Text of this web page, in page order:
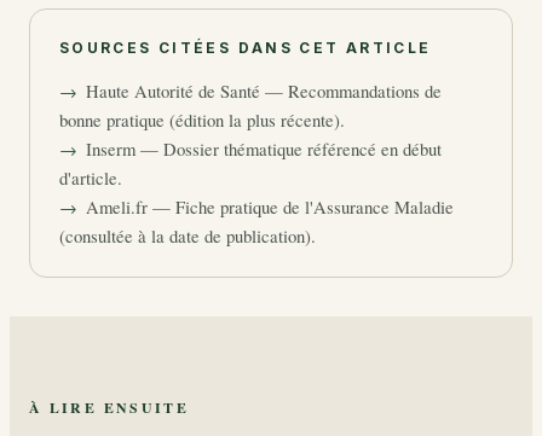
SOURCES CITÉES DANS CET ARTICLE
Haute Autorité de Santé — Recommandations de
bonne pratique (édition la plus récente).
Inserm — Dossier thématique référencé en début
d'article.
Ameli.fr — Fiche pratique de l'Assurance Maladie
(consultée à la date de publication).
À LIRE ENSUITE